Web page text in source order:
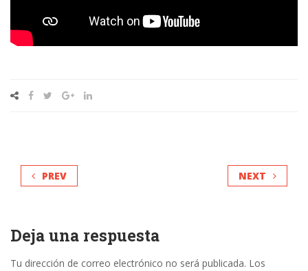
PREV NEXT
Deja una respuesta
Tu dirección de correo electrónico no será publicada. Los